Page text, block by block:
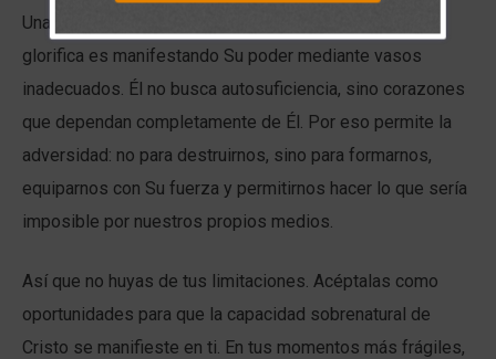
Una de las formas más hermosas en las que Dios se
glorifica es manifestando Su poder mediante vasos
inadecuados. Él no busca autosuficiencia, sino corazones
que dependan completamente de Él. Por eso permite la
adversidad: no para destruirnos, sino para formarnos,
equiparnos con Su fuerza y permitirnos hacer lo que sería
imposible por nuestros propios medios.
Así que no huyas de tus limitaciones. Acéptalas como
oportunidades para que la capacidad sobrenatural de
Cristo se manifieste en ti. En tus momentos más frágiles,